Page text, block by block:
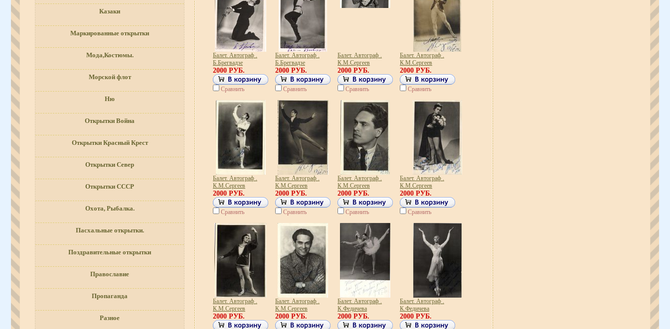
Казаки
Маркированные открытки
Мода,Костюмы.
Морской флот
Ню
Открытки Война
Открытки Красный Крест
Открытки Север
Открытки СССР
Охота, Рыбалка.
Пасхальные открытки.
Поздравительные открытки
Православие
Пропаганда
Разное
Балет. Автограф .
Б.Брегвадзе
2000 РУБ.
Сравнить
Балет. Автограф .
Б.Брегвадзе
2000 РУБ.
Сравнить
Балет. Автограф .
К.М.Сергеев
2000 РУБ.
Сравнить
Балет. Автограф .
К.М.Сергеев
2000 РУБ.
Сравнить
Балет. Автограф .
К.М.Сергеев
2000 РУБ.
Сравнить
Балет. Автограф .
К.М.Сергеев
2000 РУБ.
Сравнить
Балет. Автограф .
К.М.Сергеев
2000 РУБ.
Сравнить
Балет. Автограф .
К.М.Сергеев
2000 РУБ.
Сравнить
Балет. Автограф .
К.М.Сергеев
2000 РУБ.
Балет. Автограф .
К.М.Сергеев
2000 РУБ.
Балет. Автограф .
К.Федичева
2000 РУБ.
Балет. Автограф .
К.Федичева
2000 РУБ.